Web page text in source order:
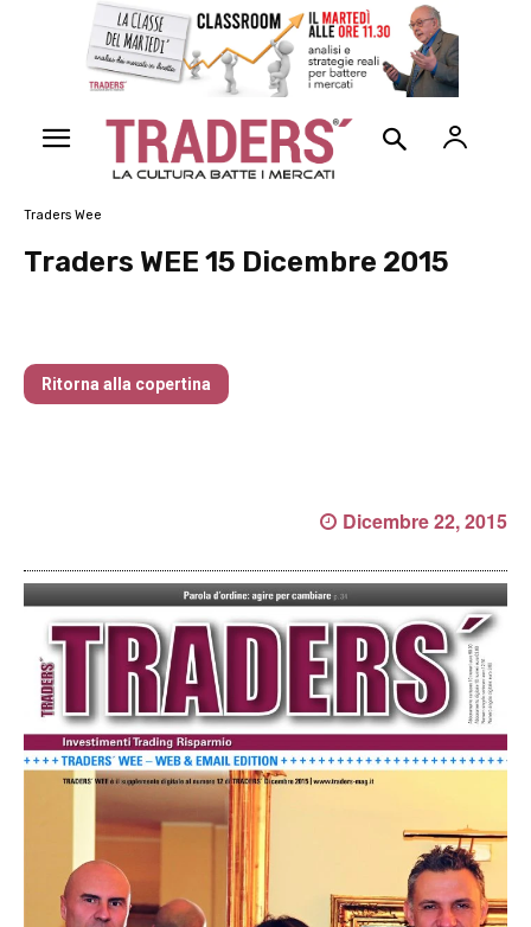
Traders Wee
Traders WEE 15 Dicembre 2015
Ritorna alla copertina
Dicembre 22, 2015